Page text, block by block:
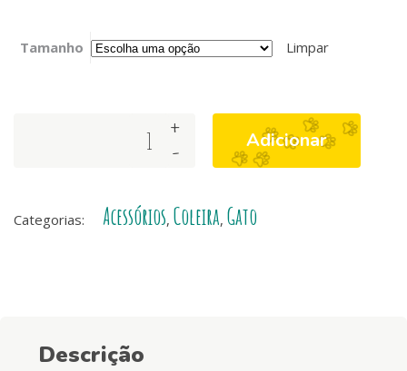
Tamanho Limpar
Coleiras
-
+ Adicionar
Categorias: Acessórios, Coleira, Gato
Descrição